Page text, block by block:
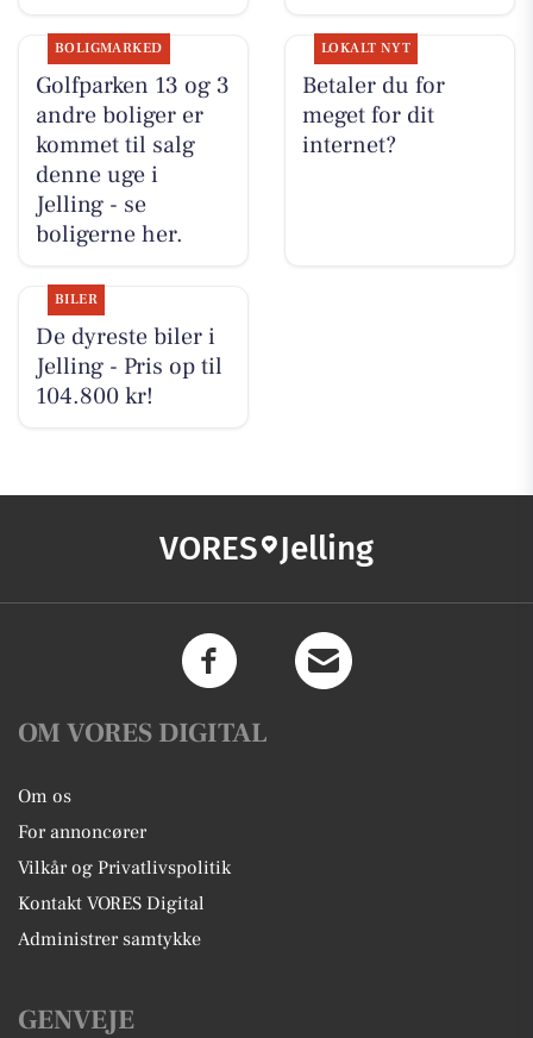
BOLIGMARKED
Golfparken 13 og 3
andre boliger er
kommet til salg
denne uge i
Jelling - se
boligerne her.
LOKALT NYT
Betaler du for
meget for dit
internet?
BILER
De dyreste biler i
Jelling - Pris op til
104.800 kr!
VORES Jelling
OM VORES DIGITAL
Om os
For annoncører
Vilkår og Privatlivspolitik
Kontakt VORES Digital
Administrer samtykke
GENVEJE